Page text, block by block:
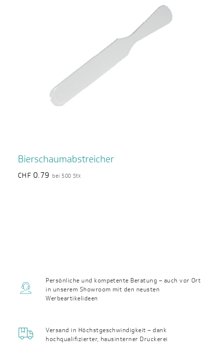
Bierschaumabstreicher
CHF 0.79 bei 500 Stk
Persönliche und kompetente Beratung – auch vor Ort
in unserem Showroom mit den neusten
Werbeartikelideen
Versand in Höchst­geschwin­digkeit – dank
hochqualifizierter, haus­interner Druckerei